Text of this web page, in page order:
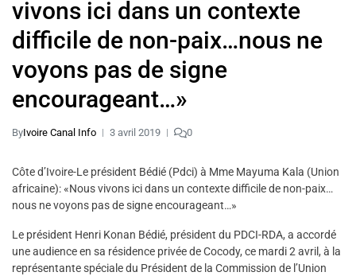
vivons ici dans un contexte
difficile de non-paix…nous ne
voyons pas de signe
encourageant…»
ByIvoire Canal Info 3 avril 2019 0
Côte d’Ivoire-Le président Bédié (Pdci) à Mme Mayuma Kala (Union
africaine): «Nous vivons ici dans un contexte difficile de non-paix…
nous ne voyons pas de signe encourageant…»
Le président Henri Konan Bédié, président du PDCI-RDA, a accordé
une audience en sa résidence privée de Cocody, ce mardi 2 avril, à la
représentante spéciale du Président de la Commission de l’Union